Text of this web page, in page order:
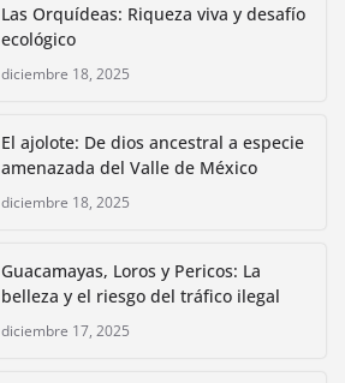
Las Orquídeas: Riqueza viva y desafío
ecológico
diciembre 18, 2025
El ajolote: De dios ancestral a especie
amenazada del Valle de México
diciembre 18, 2025
Guacamayas, Loros y Pericos: La
belleza y el riesgo del tráfico ilegal
diciembre 17, 2025